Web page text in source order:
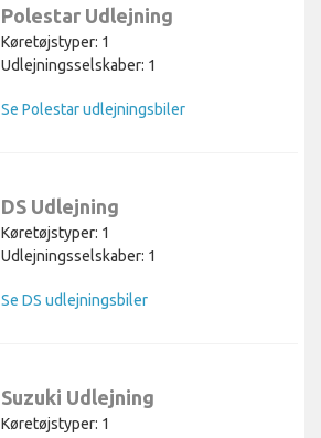
Polestar Udlejning
Køretøjstyper: 1
Udlejningsselskaber: 1
Se Polestar udlejningsbiler
DS Udlejning
Køretøjstyper: 1
Udlejningsselskaber: 1
Se DS udlejningsbiler
Suzuki Udlejning
Køretøjstyper: 1